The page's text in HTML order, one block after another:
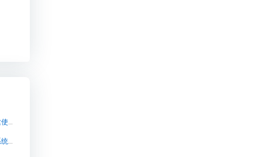
2021蓝海项目知识付费系统【2021蓝海项目知识付费系统知识付费系统系统怎么制作，知识付费系统搭建使用教程】
知识付费平台专业搭建,选小鹅通,立即免费试用【知识付费平台专业搭建,选小鹅通,立即免费试用知识付费系统系统怎么制作，知识付费系统搭建使用教程】